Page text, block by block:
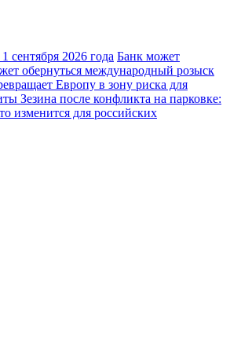
сентября 2026 года Банк может
обернуться международный розыск
Европу в зону риска для
Зезина после конфликта на парковке:
изменится для российских